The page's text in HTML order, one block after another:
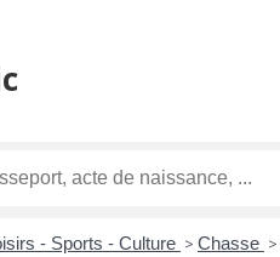
- Sports - Culture > Chasse >